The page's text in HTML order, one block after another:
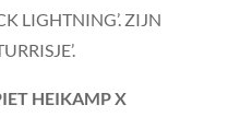
LIGHTNING’. ZIJN
HEIKAMP X